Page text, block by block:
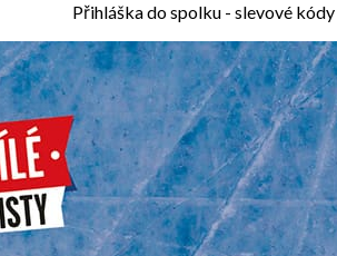
Přihláška do spolku - slevové